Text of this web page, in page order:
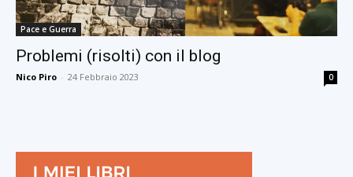
Pace e Guerra
Problemi (risolti) con il blog
Nico Piro - 24 Febbraio 2023 0